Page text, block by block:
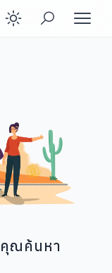
Enable dark
ณค้นหา